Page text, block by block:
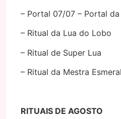
– Portal 07/07 – Portal
– Ritual da Lua do Lobo
– Ritual de Super Lua
– Ritual da Mestra
RITUAIS DE AGOSTO